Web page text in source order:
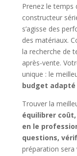
Prenez le temps
constructeur
s’agisse des
des matériaux.
la recherche de
après-vente.
unique : le
budget adapté
Trouver la
équilibrer
en le
questions,
préparation sera